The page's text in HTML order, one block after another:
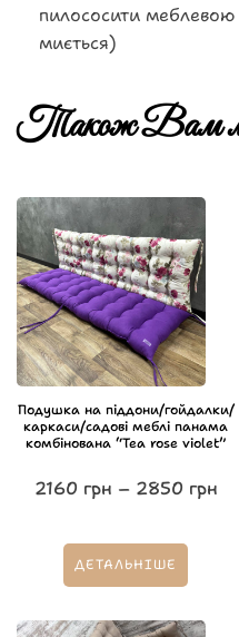
пилососити
миється)
Також Вам
Подушка на піддони/гойдалки/
каркаси/садові меблі панама
комбінована “Tea rose violet”
2160 грн – 2850 грн
ДЕТАЛЬНІШЕ